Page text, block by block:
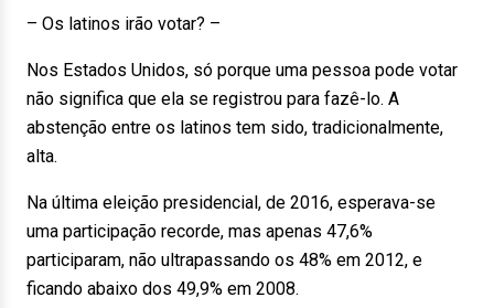
– Os latinos irão votar? –
Nos Estados Unidos, só porque uma pessoa pode votar
não significa que ela se registrou para fazê-lo. A
abstenção entre os latinos tem sido, tradicionalmente,
alta.
Na última eleição presidencial, de 2016, esperava-se
uma participação recorde, mas apenas 47,6%
participaram, não ultrapassando os 48% em 2012, e
ficando abaixo dos 49,9% em 2008.